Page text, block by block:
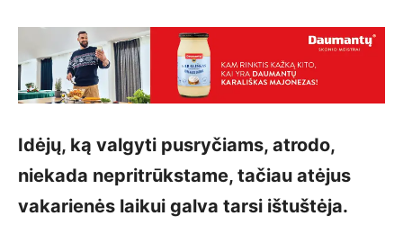
Idėjų, ką valgyti pusryčiams, atrodo,
niekada nepritrūkstame, tačiau atėjus
vakarienės laikui galva tarsi ištuštėja.